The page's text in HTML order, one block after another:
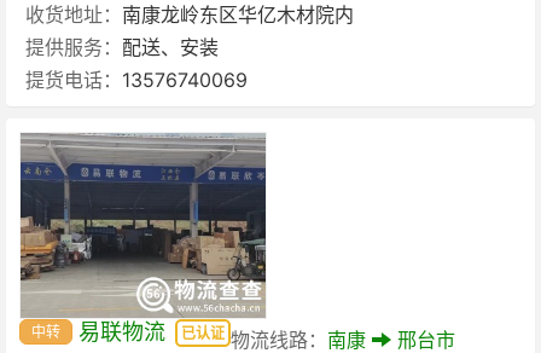
收货地址： 南康龙岭东区华亿木材院内
提供服务： 配送、安装
提货电话： 13576740069
中转 易联物流 已认证 物流线路： 南康
邢台市